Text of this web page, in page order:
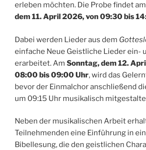
erleben möchten. Die Probe findet am
dem 11. April 2026, von 09:30 bis
Dabei werden Lieder aus dem
einfache Neue Geistliche Lieder ein-
erarbeitet. Am Sonntag, dem 12.
08:00 bis 09:00 Uhr, wird das
bevor der Einmalchor anschließend
um 09:15 Uhr musikalisch
Neben der musikalischen Arbeit
Teilnehmenden eine Einführung in
Bibellesung, die den geistlichen